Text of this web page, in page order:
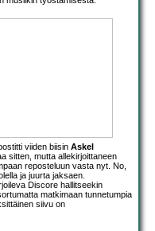
viiden biisin Askel
sitten, mutta allekirjoittaneen
reposteluun vasta nyt. No,
ja juurta jaksaen.
Discore hallitseekin
matkimaan tunnetumpia
siivu on